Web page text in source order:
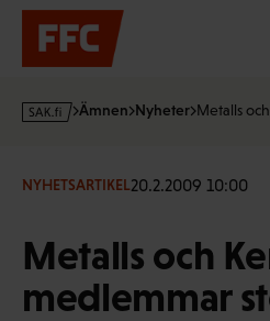
Hoppa
innehållet
s
·
Ämnen Nyheter Metalls
NYHETSARTIKEL20.2.2009 10:00
Metalls och
medlemmar